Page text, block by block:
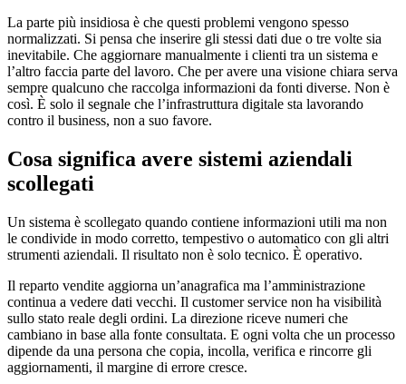
La parte più insidiosa è che questi problemi vengono spesso
normalizzati. Si pensa che inserire gli stessi dati due o tre volte sia
inevitabile. Che aggiornare manualmente i clienti tra un sistema e
l’altro faccia parte del lavoro. Che per avere una visione chiara serva
sempre qualcuno che raccolga informazioni da fonti diverse. Non è
così. È solo il segnale che l’infrastruttura digitale sta lavorando
contro il business, non a suo favore.
Cosa significa avere sistemi aziendali
scollegati
Un sistema è scollegato quando contiene informazioni utili ma non
le condivide in modo corretto, tempestivo o automatico con gli altri
strumenti aziendali. Il risultato non è solo tecnico. È operativo.
Il reparto vendite aggiorna un’anagrafica ma l’amministrazione
continua a vedere dati vecchi. Il customer service non ha visibilità
sullo stato reale degli ordini. La direzione riceve numeri che
cambiano in base alla fonte consultata. E ogni volta che un processo
dipende da una persona che copia, incolla, verifica e rincorre gli
aggiornamenti, il margine di errore cresce.